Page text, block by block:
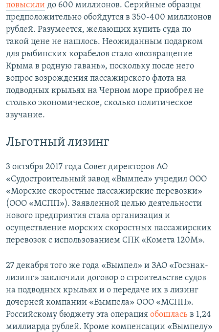
повысили до 600 миллионов. Серийные образцы
предположительно обойдутся в 350-400 миллионов
рублей. Разумеется, желающих купить суда по
такой цене не нашлось. Неожиданным подарком
для рыбинских корабелов стало «возвращение
Крыма в родную гавань», поскольку после него
вопрос возрождения пассажирского флота на
подводных крыльях на Черном море приобрел не
столько экономическое, сколько политическое
звучание.
Льготный лизинг
3 октября 2017 года Совет директоров АО
«Судостроительный завод «Вымпел» учредил ООО
«Морские скоростные пассажирские перевозки»
(ООО «МСПП»). Заявленной целью деятельности
нового предприятия стала организация и
осуществление морских скоростных пассажирских
перевозок с использованием СПК «Комета 120М».
27 декабря того же года «Вымпел» и ЗАО «Госзнак-
лизинг» заключили договор о строительстве судов
на подводных крыльях и о передаче их в лизинг
дочерней компании «Вымпела» ООО «МСПП».
Российскому бюджету эта операция обошлась в 1,24
миллиарда рублей. Кроме компенсации «Вымпелу»